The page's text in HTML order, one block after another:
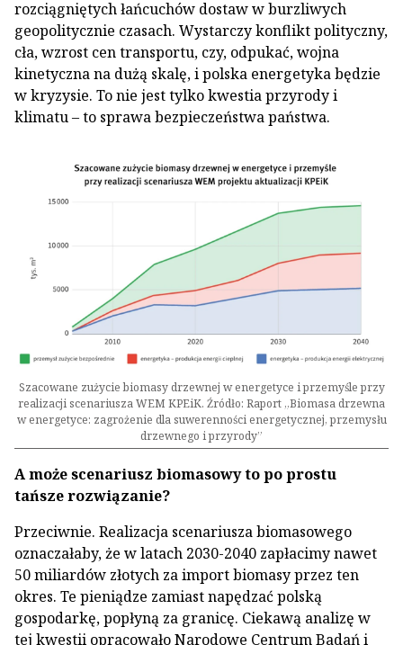
rozciągniętych łańcuchów dostaw w burzliwych
geopolitycznie czasach. Wystarczy konflikt polityczny,
cła, wzrost cen transportu, czy, odpukać, wojna
kinetyczna na dużą skalę, i polska energetyka będzie
w kryzysie. To nie jest tylko kwestia przyrody i
klimatu – to sprawa bezpieczeństwa państwa.
Szacowane zużycie biomasy drzewnej w energetyce i przemyśle przy
realizacji scenariusza WEM KPEiK. Źródło: Raport „Biomasa drzewna
w energetyce: zagrożenie dla suwerenności energetycznej, przemysłu
drzewnego i przyrody”
A może scenariusz biomasowy to po prostu
tańsze rozwiązanie?
Przeciwnie. Realizacja scenariusza biomasowego
oznaczałaby, że w latach 2030-2040 zapłacimy nawet
50 miliardów złotych za import biomasy przez ten
okres. Te pieniądze zamiast napędzać polską
gospodarkę, popłyną za granicę. Ciekawą analizę w
tej kwestii opracowało Narodowe Centrum Badań i